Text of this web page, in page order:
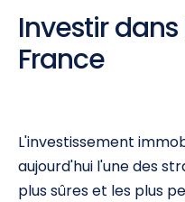
Investir
France
L'investissement
aujourd'hui l'une des
plus sûres et les plus